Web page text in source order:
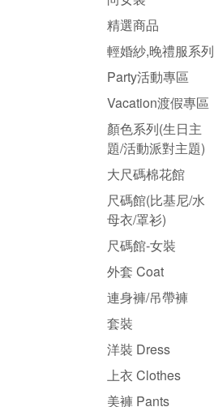
精選商品
輕婚紗,晚禮服系列
Party活動專區
Vacation渡假專區
顏色系列(生日主
題/活動派對主題)
大尺碼棉花館
尺碼館(比基尼/水
母衣/罩衫)
尺碼館-女裝
外套 Coat
連身褲/吊帶褲
套裝
洋裝 Dress
上衣 Clothes
美褲 Pants